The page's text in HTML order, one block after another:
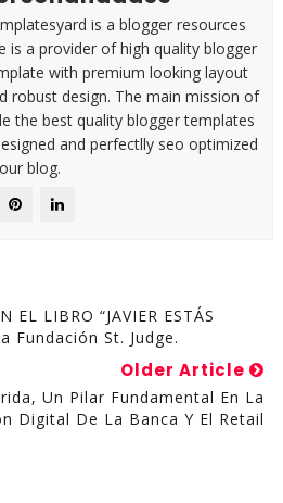
is a blogger resources
is a provider of high quality blogger
with premium looking layout
robust design. The main mission of
the best quality blogger templates
and perfectlly seo optimized
blog.
EL LIBRO “JAVIER ESTÁS
Fundación St. Judge.
Older Article
Un Pilar Fundamental En La
Digital De La Banca Y El Retail